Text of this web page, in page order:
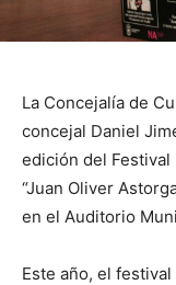
La Concejalía de
concejal Daniel
edición del Festival
“Juan Oliver
en el Auditorio
Este año, el